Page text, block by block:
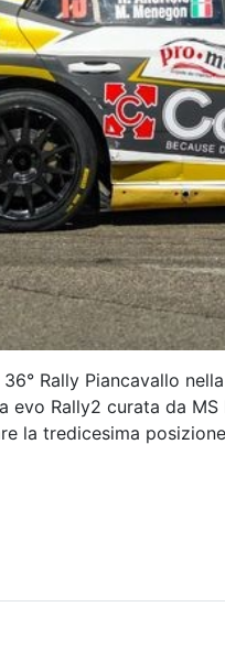
Rally Piancavallo
evo Rally2 curata da
la tredicesima